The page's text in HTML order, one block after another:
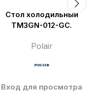
Стол холодильный
TM3GN-012-GC.
Polair
Вход для просмотра